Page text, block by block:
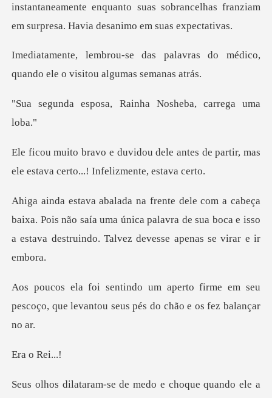
antaneamente enquanto suas sobrancelhas franziam
alavras do médico,
quando ele o
a, Rainha Nosheba,
e antes de partir, mas
ele estava c
a. Pois não saía uma única palavra de sua boca e isso
a est
firme em seu
pescoço, que levantou seu
o Re
choque quando ele a